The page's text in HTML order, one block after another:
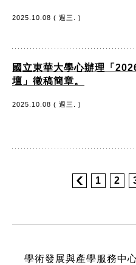
2025.10.08 ( 週三. )
國立東華大學心辦理「
壇」徵稿簡章。
2025.10.08 ( 週三. )
1 2
學術發展與產學服務中